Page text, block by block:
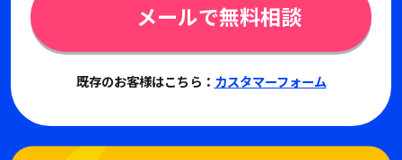
メールで無料相談
既存のお客様はこちら： カスタマーフォーム